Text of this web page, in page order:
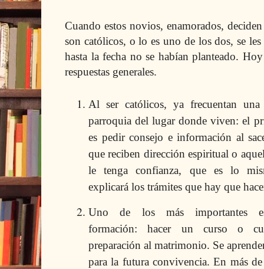
Cuando estos novios, enamorados,
son católicos, o lo es uno de los dos, se
hasta la fecha no se habían planteado.
respuestas generales.
Al ser católicos, ya frecuentan
parroquia del lugar donde viven: el
es pedir consejo e información al
que reciben dirección espiritual o
le tenga confianza, que es lo
explicará los trámites que hay que
Uno de los más importantes
formación: hacer un curso o
preparación al matrimonio. Se
para la futura convivencia. En más